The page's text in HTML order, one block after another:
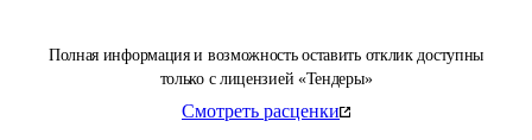
Полная информация и возможность оставить отклик доступны
только с лицензией «Тендеры»
Смотреть расценки